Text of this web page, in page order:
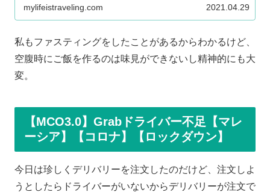
mylifeistraveling.com 2021.04.29
私もファスティングをしたことがあるからわかるけど、
空腹時にご飯を作るのは味見ができないし精神的にも大
変。
【MCO3.0】Grabドライバー不足【マレ
ーシア】【コロナ】【ロックダウン】
今日は珍しくデリバリーを注文したのだけど、注文しよ
うとしたらドライバーがいないからデリバリーが注文で